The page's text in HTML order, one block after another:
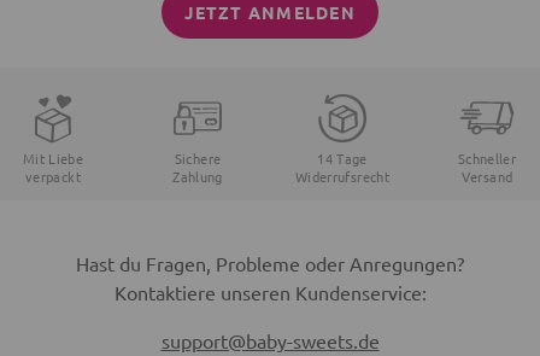
JETZT ANMELDEN
Mit Liebe
verpackt
Sichere
Zahlung
14 Tage
Widerrufsrecht
Schneller
Versand
Hast du Fragen, Probleme oder Anregungen?
Kontaktiere unseren Kundenservice:
support@baby-sweets.de